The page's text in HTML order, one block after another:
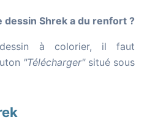
Shrek a du renfort ?
à colorier, il faut
"Télécharger"situé sous